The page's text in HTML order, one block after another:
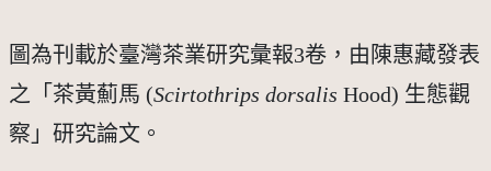
圖為刊載於臺灣茶業研究彙報3卷，由陳惠藏發表
之「茶黃薊馬 (Scirtothrips dorsalis Hood) 生態觀
察」研究論文。